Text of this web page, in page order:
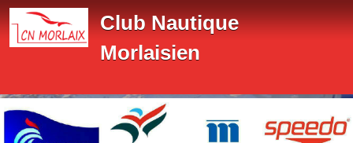
Club Nautique
Morlaisien
Panneau de gestion des cookies